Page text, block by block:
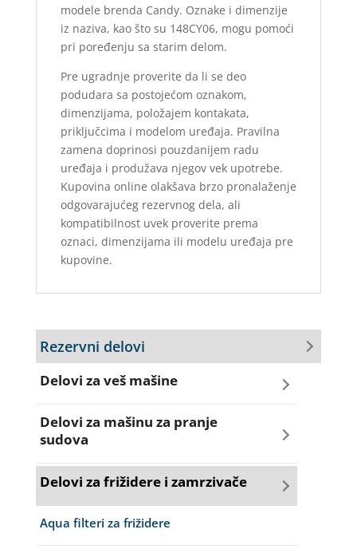
modele brenda Candy. Oznake i dimenzije
iz naziva, kao što su 148CY06, mogu pomoći
pri poređenju sa starim delom.
Pre ugradnje proverite da li se deo
podudara sa postojećom oznakom,
dimenzijama, položajem kontakata,
priključcima i modelom uređaja. Pravilna
zamena doprinosi pouzdanijem radu
uređaja i produžava njegov vek upotrebe.
Kupovina online olakšava brzo pronalaženje
odgovarajućeg rezervnog dela, ali
kompatibilnost uvek proverite prema
oznaci, dimenzijama ili modelu uređaja pre
kupovine.
Rezervni delovi
Delovi za veš mašine
Amortizeri za veš mašinu
Delovi za mašinu za pranje
sudova
Creva za sudo mašine
Dihtunzi za sudo mašine
Delovi za frižidere i zamrzivače
Aqua filteri za frižidere